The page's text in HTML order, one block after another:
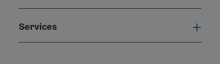
Services